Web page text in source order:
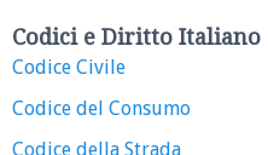
Codici e Diritto Italiano
Codice Civile
Codice del Consumo
Codice della Strada